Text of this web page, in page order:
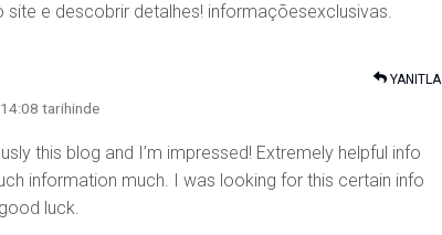
e descobrir detalhes! informaçõesexclusivas.
YANITLA
tarihinde
this blog and I’m impressed! Extremely helpful info
information much. I was looking for this certain info
luck.